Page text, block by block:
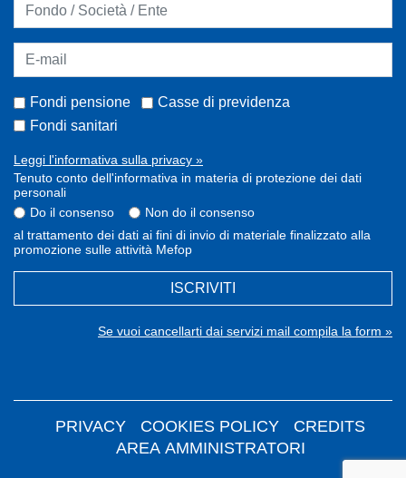
Fondi pensione
Casse di previdenza
Fondi sanitari
Leggi l'informativa sulla privacy »
Tenuto conto dell'informativa in materia di protezione dei dati
personali
Do il consenso
Non do il consenso
al trattamento dei dati ai fini di invio di materiale finalizzato alla
promozione sulle attività Mefop
ISCRIVITI
Se vuoi cancellarti dai servizi mail compila la form »
PRIVACY COOKIES POLICY
CREDITS
AREA AMMINISTRATORI